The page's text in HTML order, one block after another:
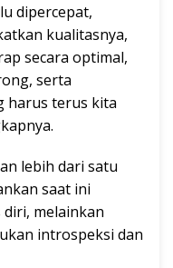
dipercepat,
kualitasnya,
secara optimal,
serta
harus terus kita
lebih dari satu
saat ini
melainkan
introspeksi dan